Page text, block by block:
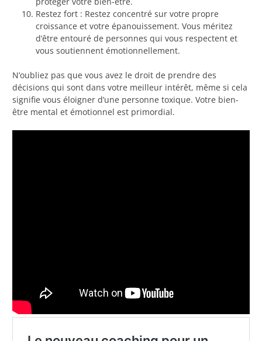
Restez fort : Restez concentré sur votre propre
croissance et votre épanouissement. Vous méritez
d’être entouré de personnes qui vous respectent et
vous soutiennent émotionnellement.
N’oubliez pas que vous avez le droit de prendre des
décisions qui sont dans votre meilleur intérêt, même si cela
signifie vous éloigner d’une personne toxique. Votre bien-
être mental et émotionnel est primordial.